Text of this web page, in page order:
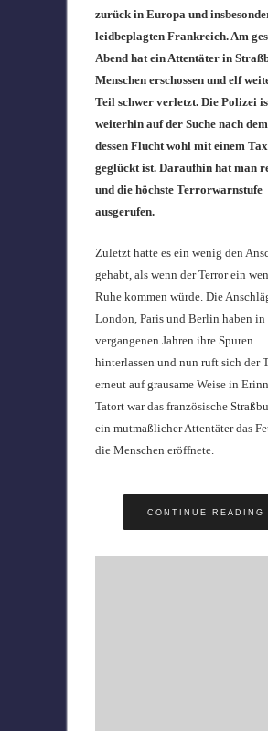
zurück in Europa und
leidbeplagten Frankreich. Am
Abend hat ein Attentäter in
Menschen erschossen und elf
Teil schwer verletzt. Die Polizei
weiterhin auf der Suche nach
dessen Flucht wohl mit einem
geglückt ist. Daraufhin hat man
und die höchste Terrorwarnstufe
ausgerufen.
Zuletzt hatte es ein wenig den
gehabt, als wenn der Terror ein
Ruhe kommen würde. Die
London, Paris und Berlin haben in
vergangenen Jahren ihre Spuren
hinterlassen und nun ruft sich der
erneut auf grausame Weise in
Tatort war das französische
ein mutmaßlicher Attentäter das
die Menschen eröffnete.
CONTINUE READING